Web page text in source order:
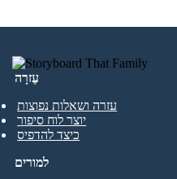
עֶזרָה
עזרה ושאלות נפוצות
יוצר לוח סיפור
כיצד להדפיס
למורים